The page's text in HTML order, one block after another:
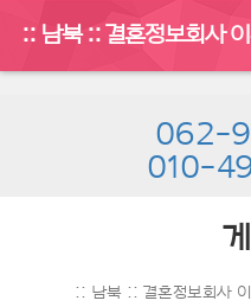
:: 남북 :: 결혼정보회사
062-
010-
:: 남북 :: 결혼정보회사